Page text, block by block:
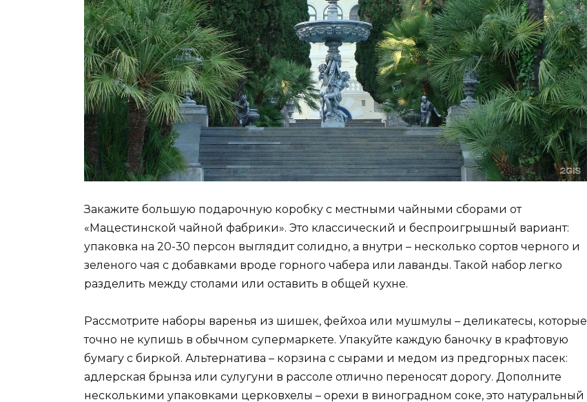
Закажите большую подарочную коробку с местными чайными сборами от
«Мацестинской чайной фабрики». Это классический и беспроигрышный вариант:
упаковка на 20-30 персон выглядит солидно, а внутри – несколько сортов черного и
зеленого чая с добавками вроде горного чабера или лаванды. Такой набор легко
разделить между столами или оставить в общей кухне.
Рассмотрите наборы варенья из шишек, фейхоа или мушмулы – деликатесы, которые
точно не купишь в обычном супермаркете. Упакуйте каждую баночку в крафтовую
бумагу с биркой. Альтернатива – корзина с сырами и медом из предгорных пасек:
адлерская брынза или сулугуни в рассоле отлично переносят дорогу. Дополните
несколькими упаковками церковхелы – орехи в виноградном соке, это натуральный